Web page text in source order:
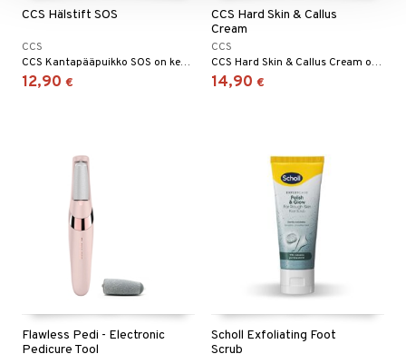
CCS Hälstift SOS
CCS
CCS Kantapääpuikko SOS on kehitetty ehkäisemään kantapään halkeamia ja erittäin kovaa ihoa.
12,90 €
CCS Hard Skin & Callus
Cream
CCS
CCS Hard Skin & Callus Cream on nopeavaikutteinen jalkavoide kovettumille ja kovalle iholle.
14,90 €
Flawless Pedi - Electronic
Pedicure Tool
Scholl Exfoliating Foot
Scrub